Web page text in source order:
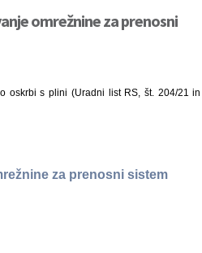
omrežnine za prenosni
oskrbi s plini (Uradni list RS, št. 204/21 in
za prenosni sistem